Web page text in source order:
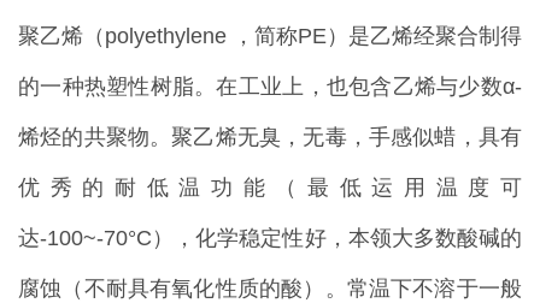
聚乙烯（polyethylene ，简称PE）是乙烯经聚合制得
的一种热塑性树脂。在工业上，也包含乙烯与少数α-
烯烃的共聚物。聚乙烯无臭，无毒，手感似蜡，具有
优秀的耐低温功能（最低运用温度可
达-100~-70°C），化学稳定性好，本领大多数酸碱的
腐蚀（不耐具有氧化性质的酸）。常温下不溶于一般